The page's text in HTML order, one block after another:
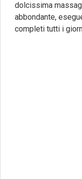
dolcissima
abbondante,
completi tutti i